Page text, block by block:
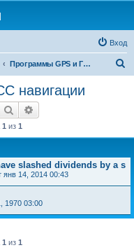
Вход
Программы GPS и ГЛОНАСС навигации
навигации
Поиск
1 из 1
slashed dividends by a s
янв 14, 2014 00:43
1970 03:00
1 из 1